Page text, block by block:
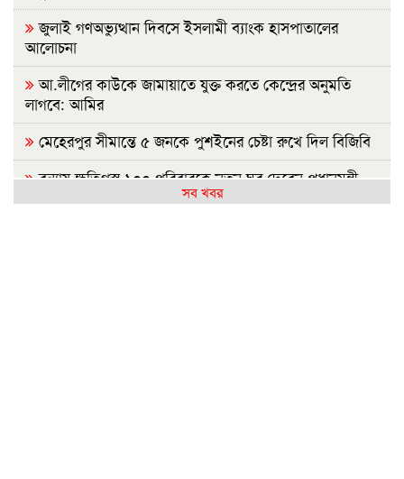
জুলাই গণঅভ্যুত্থান দিবসে ইসলামী ব্যাংক হাসপাতালের
আলোচনা
আ.লীগের কাউকে জামায়াতে যুক্ত করতে কেন্দ্রের অনুমতি
লাগবে: আমির
মেহেরপুর সীমান্তে ৫ জনকে পুশইনের চেষ্টা রুখে দিল বিজিবি
বন্যায় ক্ষতিগ্রস্ত ১০০ পরিবারকে নতুন ঘর দেবেন প্রধানমন্ত্রী
সব খবর